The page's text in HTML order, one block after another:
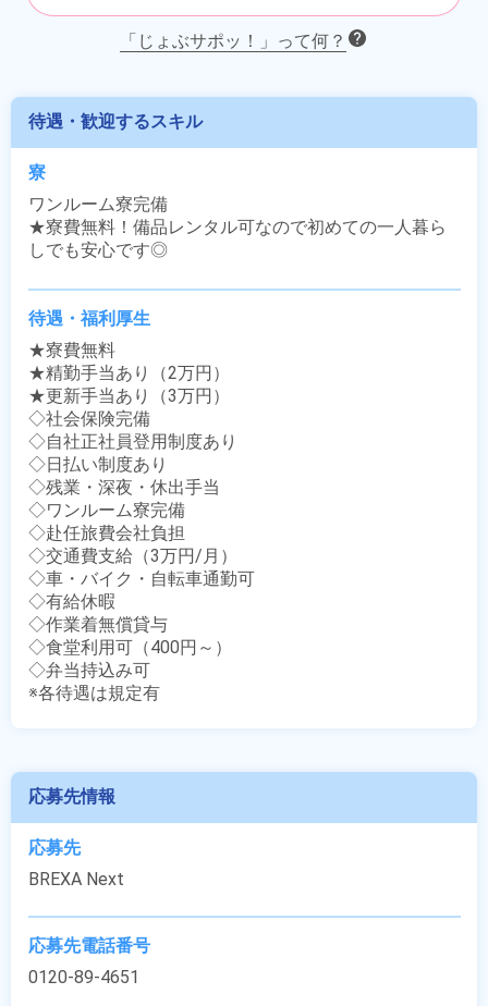
「じょぶサポッ！」って何？
待遇・歓迎するスキル
寮
ワンルーム寮完備
★寮費無料！備品レンタル可なので初めての一人暮ら
しでも安心です◎
待遇・福利厚生
★寮費無料
★精勤手当あり（2万円）
★更新手当あり（3万円）
◇社会保険完備
◇自社正社員登用制度あり
◇日払い制度あり
◇残業・深夜・休出手当
◇ワンルーム寮完備
◇赴任旅費会社負担
◇交通費支給（3万円/月）
◇車・バイク・自転車通勤可
◇有給休暇
◇作業着無償貸与
◇食堂利用可（400円～）
◇弁当持込み可
※各待遇は規定有
応募先情報
応募先
BREXA Next
応募先電話番号
0120-89-4651